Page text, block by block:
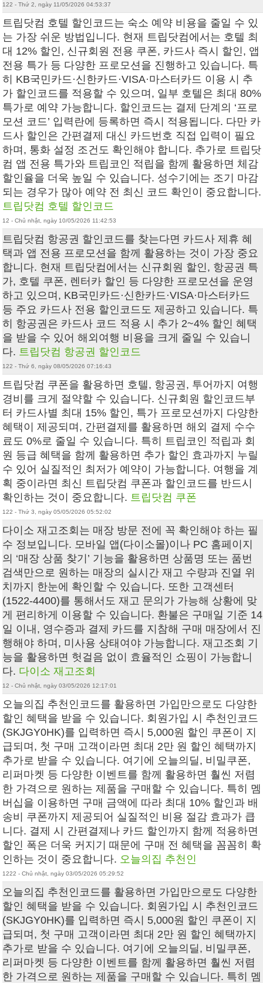
122 - Thứ 2, ngày 11/05/2026 04:53:37
트립닷컴 호텔 할인코드는 숙소 예약 비용을 줄일 수 있
는 가장 쉬운 방법입니다. 현재 트립닷컴에서는 호텔 최
대 12% 할인, 신규회원 전용 쿠폰, 카드사 즉시 할인, 앱
전용 특가 등 다양한 프로모션을 진행하고 있습니다. 특
히 KB국민카드·신한카드·VISA·마스터카드 이용 시 추
가 할인코드를 적용할 수 있으며, 일부 호텔은 최대 80%
특가로 예약 가능합니다. 할인코드는 결제 단계의 ‘프로
모션 코드’ 입력란에 등록하면 즉시 적용됩니다. 다만 카
드사 할인은 간편결제 대신 카드번호 직접 입력이 필요
하며, 통화 설정 조건도 확인해야 합니다. 추가로 트립닷
컴 앱 전용 특가와 트립코인 적립을 함께 활용하면 체감
할인율을 더욱 높일 수 있습니다. 성수기에는 조기 마감
되는 경우가 많아 예약 전 최신 코드 확인이 중요합니다.
트립닷컴 호텔 할인코드
12 - Chủ nhật, ngày 10/05/2026 11:42:53
트립닷컴 항공권 할인코드를 찾는다면 카드사 제휴 혜
택과 앱 전용 프로모션을 함께 활용하는 것이 가장 중요
합니다. 현재 트립닷컴에서는 신규회원 할인, 항공권 특
가, 호텔 쿠폰, 렌터카 할인 등 다양한 프로모션을 운영
하고 있으며, KB국민카드·신한카드·VISA·마스터카드
등 주요 카드사 전용 할인코드도 제공하고 있습니다. 특
히 항공권은 카드사 코드 적용 시 추가 2~4% 할인 혜택
을 받을 수 있어 해외여행 비용을 크게 줄일 수 있습니
다. 트립닷컴 항공권 할인코드
122 - Thứ 6, ngày 08/05/2026 07:16:43
트립닷컴 쿠폰 을 활용하면 호텔, 항공권, 투어까지 여행
경비를 크게 절약할 수 있습니다. 신규회원 할인코드부
터 카드사별 최대 15% 할인, 특가 프로모션까지 다양한
혜택이 제공되며, 간편결제를 활용하면 해외 결제 수수
료도 0%로 줄일 수 있습니다. 특히 트립코인 적립과 회
원 등급 혜택을 함께 활용하면 추가 할인 효과까지 누릴
수 있어 실질적인 최저가 예약이 가능합니다. 여행을 계
획 중이라면 최신 트립닷컴 쿠폰과 할인코드를 반드시
확인하는 것이 중요합니다. 트립닷컴 쿠폰
122 - Thứ 3, ngày 05/05/2026 05:52:02
다이소 재고조회는 매장 방문 전에 꼭 확인해야 하는 필
수 정보입니다. 모바일 앱(다이소몰)이나 PC 홈페이지
의 ‘매장 상품 찾기’ 기능을 활용하면 상품명 또는 품번
검색만으로 원하는 매장의 실시간 재고 수량과 진열 위
치까지 한눈에 확인할 수 있습니다. 또한 고객센터
(1522-4400)를 통해서도 재고 문의가 가능해 상황에 맞
게 편리하게 이용할 수 있습니다. 환불은 구매일 기준 14
일 이내, 영수증과 결제 카드를 지참해 구매 매장에서 진
행해야 하며, 미사용 상태여야 가능합니다. 재고조회 기
능을 활용하면 헛걸음 없이 효율적인 쇼핑이 가능합니
다. 다이소 재고조회
12 - Chủ nhật, ngày 03/05/2026 12:17:01
오늘의집 추천인코드를 활용하면 가입만으로도 다양한
할인 혜택을 받을 수 있습니다. 회원가입 시 추천인코드
(SKJGY0HK)를 입력하면 즉시 5,000원 할인 쿠폰이 지
급되며, 첫 구매 고객이라면 최대 2만 원 할인 혜택까지
추가로 받을 수 있습니다. 여기에 오늘의딜, 비밀쿠폰,
리퍼마켓 등 다양한 이벤트를 함께 활용하면 훨씬 저렴
한 가격으로 원하는 제품을 구매할 수 있습니다. 특히 멤
버십을 이용하면 구매 금액에 따라 최대 10% 할인과 배
송비 쿠폰까지 제공되어 실질적인 비용 절감 효과가 큽
니다. 결제 시 간편결제나 카드 할인까지 함께 적용하면
할인 폭은 더욱 커지기 때문에 구매 전 혜택을 꼼꼼히 확
인하는 것이 중요합니다. 오늘의집 추천인
1222 - Chủ nhật, ngày 03/05/2026 05:29:52
오늘의집 추천인코드를 활용하면 가입만으로도 다양한
할인 혜택을 받을 수 있습니다. 회원가입 시 추천인코드
(SKJGY0HK)를 입력하면 즉시 5,000원 할인 쿠폰이 지
급되며, 첫 구매 고객이라면 최대 2만 원 할인 혜택까지
추가로 받을 수 있습니다. 여기에 오늘의딜, 비밀쿠폰,
리퍼마켓 등 다양한 이벤트를 함께 활용하면 훨씬 저렴
한 가격으로 원하는 제품을 구매할 수 있습니다. 특히 멤